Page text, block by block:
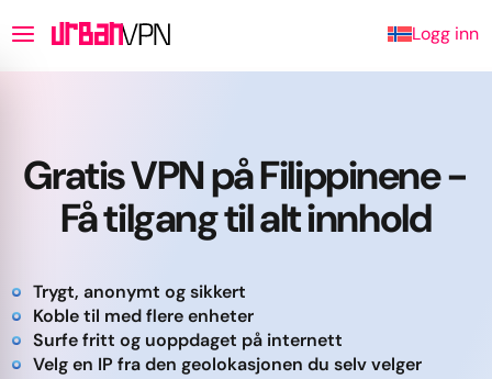
Logg inn
Gratis VPN på Filippinene -
Få tilgang til alt innhold
Trygt, anonymt og sikkert
Koble til med flere enheter
Surfe fritt og uoppdaget på internett
Velg en IP fra den geolokasjonen du selv velger